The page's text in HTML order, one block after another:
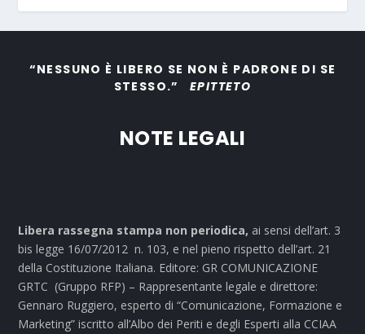
“NESSUNO È LIBERO SE NON È PADRONE DI SE
STESSO.”EPITTETO
NOTE LEGALI
Libera rassegna stampa non periodica, ai sensi dell’art. 3
bis legge 16/07/2012 n. 103, e nel pieno rispetto dell’art. 21
della Costituzione Italiana. Editore: GR COMUNICAZIONE
GRTC (Gruppo RFP) – Rappresentante legale e direttore:
Gennaro Ruggiero, esperto di “Comunicazione, Formazione e
Marketing” iscritto all’Albo dei Periti e degli Esperti alla CCIAA